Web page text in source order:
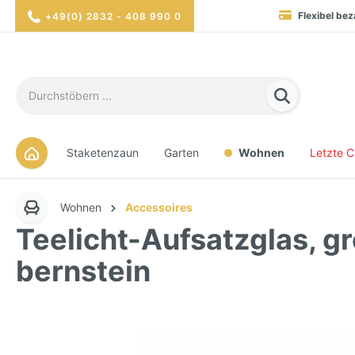
+49(0) 2832 - 408 990 0 Flexibel
Staketenzaun Garten Wohnen Letzte
Wohnen Accessoires
Teelicht-Aufsatzglas,
bernstein